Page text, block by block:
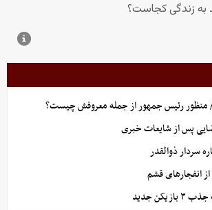
منظور رئیس جمهور از جمله معروفش چیست؟
پس از شایعات خبری
سردار ذوالقدر
انفجارهای قشم
جدید